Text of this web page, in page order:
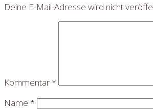
Deine E-Mail-Adresse wird nicht
Kommentar*
Name *